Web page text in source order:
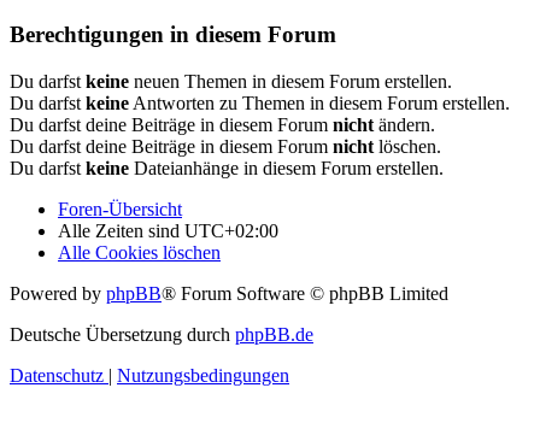
Berechtigungen in diesem Forum
Du darfst keine neuen Themen in diesem Forum erstellen.
Du darfst keine Antworten zu Themen in diesem Forum erstellen.
Du darfst deine Beiträge in diesem Forum nicht ändern.
Du darfst deine Beiträge in diesem Forum nicht löschen.
Du darfst keine Dateianhänge in diesem Forum erstellen.
Foren-Übersicht
Alle Zeiten sind UTC+02:00
Alle Cookies löschen
Powered by phpBB® Forum Software © phpBB Limited
Deutsche Übersetzung durch phpBB.de
Datenschutz | Nutzungsbedingungen